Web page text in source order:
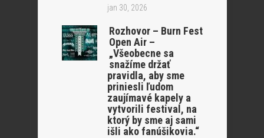
jan 30, 2026
Rozhovor – Burn Fest
Open Air –
„Všeobecne sa
snažíme držať
pravidla, aby sme
priniesli ľudom
zaujímavé kapely a
vytvorili festival, na
ktorý by sme aj sami
išli ako fanúšikovia.“